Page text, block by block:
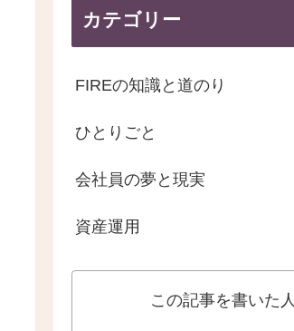
カテゴリー
FIREの知識と道のり
ひとりごと
会社員の夢と現実
資産運用
この記事を書いた人